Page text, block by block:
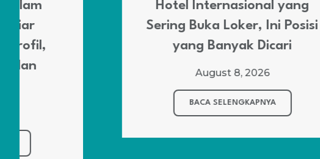
Hotel Internasional yang
Sering Buka Loker, Ini Posisi
yang Banyak Dicari
BACA SELENGKAPNYA